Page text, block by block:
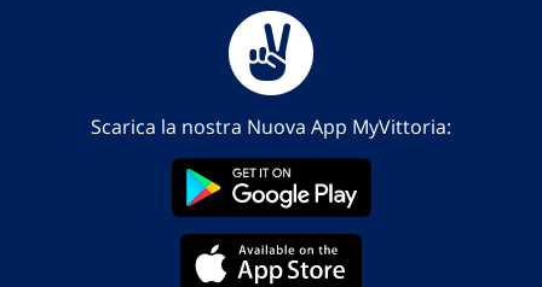
Scarica la nostra Nuova App MyVittoria: